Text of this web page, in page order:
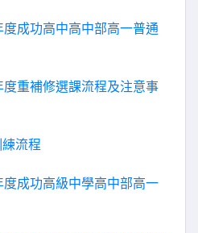
度成功高中高中部高一普通
度重補修選課流程及注意事
流程
度成功高級中學高中部高一